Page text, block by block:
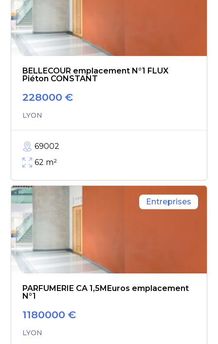
BELLECOUR emplacement N°1 FLUX
Piéton CONSTANT
228000 €
LYON
69002
62 m²
Entreprises
PARFUMERIE CA 1,5MEuros emplacement
N°1
1180000 €
LYON